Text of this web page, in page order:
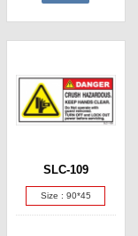
SLC-109
Size : 90*45